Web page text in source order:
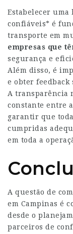
Estabelecer uma
confiáveis* é
transporte em
empresas que
segurança e
Além disso, é
e obter feedback
A transparência
constante entre
garantir que
cumpridas
em toda a
A questão de
em Campinas é
desde o
parceiros de